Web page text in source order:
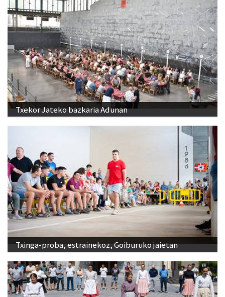
Txekor Jateko bazkaria Adunan
Txinga-proba, estrainekoz, Goiburuko jaietan